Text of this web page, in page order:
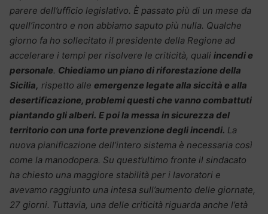
parere dell’ufficio legislativo. È passato più di un mese da
quell’incontro e non abbiamo saputo più nulla. Qualche
giorno fa ho sollecitato il presidente della Regione ad
accelerare i tempi per risolvere le criticità, quali incendi e
personale. Chiediamo un piano di riforestazione della
Sicilia, rispetto alle emergenze legate alla siccità e alla
desertificazione, problemi questi che vanno combattuti
piantando gli alberi. E poi la messa in sicurezza del
territorio con una forte prevenzione degli incendi. La
nuova pianificazione dell’intero sistema è necessaria così
come la manodopera. Su quest’ultimo fronte il sindacato
ha chiesto una maggiore stabilità per i lavoratori e
avevamo raggiunto una intesa sull’aumento delle giornate,
27 giorni. Tuttavia, una delle criticità riguarda anche l’età